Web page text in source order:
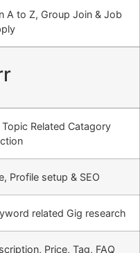
A to Z, Group Join & Job
Related Catagory
Profile setup & SEO
related Gig research
Price, Tag, FAQ